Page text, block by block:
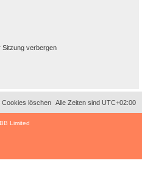
Sitzung verbergen
Alle Zeiten sind UTC+02:00
Cookies löschen
Limited